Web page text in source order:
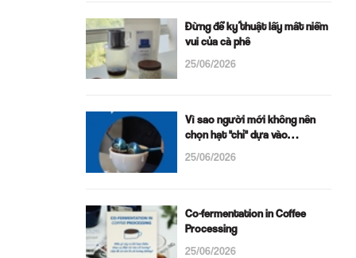
Đừng để kỹ thuật lấy mất niềm
vui của cà phê
25/06/2026
Vì sao người mới không nên
chọn hạt "chỉ" dựa vào
25/06/2026
Co-fermentation in Coffee
Processing
25/06/2026